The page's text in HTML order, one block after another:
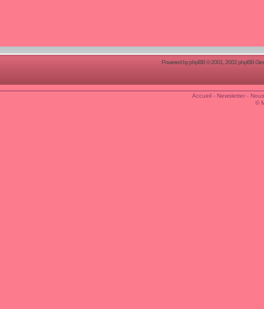
Powered byphpBB© 2001, 2002 phpBB
Accueil- Newsletter-
©